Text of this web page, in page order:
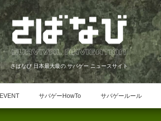
さばなび 日本最大級の サバゲー ニュースサイト
EVENT サバゲーHowTo サバゲールール